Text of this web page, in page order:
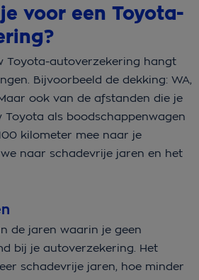
voor een Toyota-
Toyota-autoverzekering hangt
Bijvoorbeeld de dekking: WA,
ook van de afstanden die je
Toyota als boodschappenwagen
kilometer mee naar je
naar schadevrije jaren en het
de jaren waarin je geen
bij je autoverzekering. Het
schadevrije jaren, hoe minder